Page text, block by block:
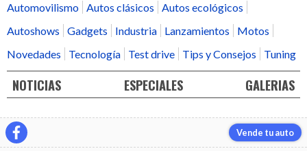
Automovilismo Autos clásicos
Autos ecológicos
Autoshows
Gadgets Industria Lanzamientos
Motos
Novedades
Tecnología Test drive Tips y Consejos Tuning
NOTICIAS ESPECIALES GALERIAS
Vende tu auto